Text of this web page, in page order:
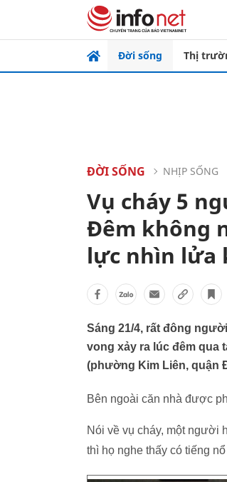
Đời sống Thị
ĐỜI SỐNG NHỊP SỐNG
Vụ cháy 5
Đêm không
lực nhìn lửa
Sáng 21/4, rất đông
vong xảy ra lúc đêm qua
(phường Kim Liên, quận
Bên ngoài căn nhà được
Nói về vụ cháy, một người
thì họ nghe thấy có tiếng